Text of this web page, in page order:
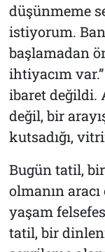
düşünmeme
istiyorum.
başlamadan
ihtiyacım
ibaret değildi.
değil, bir
kutsadığı,
Bugün tatil,
olmanın
yaşam
tatil, bir